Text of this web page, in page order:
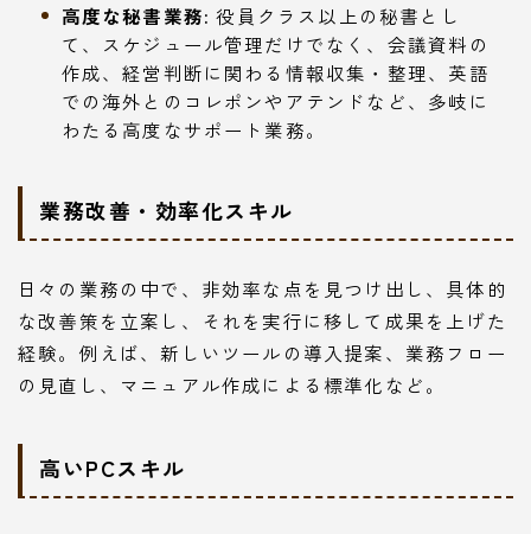
高度な秘書業務: 役員クラス以上の秘書とし
て、スケジュール管理だけでなく、会議資料の
作成、経営判断に関わる情報収集・整理、英語
での海外とのコレポンやアテンドなど、多岐に
わたる高度なサポート業務。
業務改善・効率化スキル
日々の業務の中で、非効率な点を見つけ出し、具体的
な改善策を立案し、それを実行に移して成果を上げた
経験。例えば、新しいツールの導入提案、業務フロー
の見直し、マニュアル作成による標準化など。
高いPCスキル